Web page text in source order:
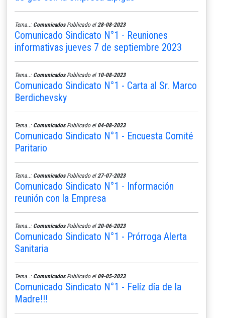
Tema..: ComunicadosPublicado el 28-08-2023
Comunicado Sindicato N°1 - Reuniones
informativas jueves 7 de septiembre 2023
Tema..: ComunicadosPublicado el 10-08-2023
Comunicado Sindicato N°1 - Carta al Sr. Marco
Berdichevsky
Tema..: ComunicadosPublicado el 04-08-2023
Comunicado Sindicato N°1 - Encuesta Comité
Paritario
Tema..: ComunicadosPublicado el 27-07-2023
Comunicado Sindicato N°1 - Información
reunión con la Empresa
Tema..: ComunicadosPublicado el 20-06-2023
Comunicado Sindicato N°1 - Prórroga Alerta
Sanitaria
Tema..: ComunicadosPublicado el 09-05-2023
Comunicado Sindicato N°1 - Felíz día de la
Madre!!!